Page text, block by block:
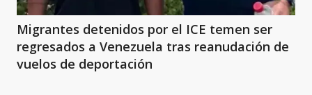
Migrantes detenidos por el ICE temen ser
regresados a Venezuela tras reanudación de
vuelos de deportación